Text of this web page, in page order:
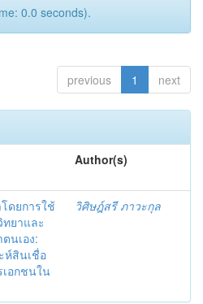
0.0 seconds).
previous 1 next
Author(s)
ดยการใช้
ทยาและ
นเอง:
ห์สินเชื่อ
อกชนใน
วิศิษฎ์สรี ภาวะกุล